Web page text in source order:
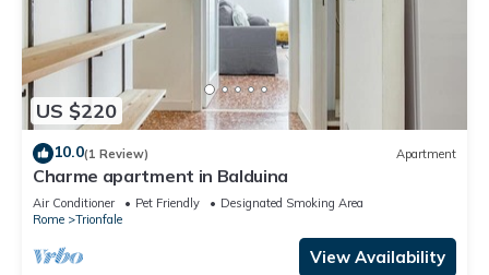
US $220
10.0(1 Review) Apartment
Charme apartment in Balduina
Air Conditioner Pet Friendly
Designated Smoking Area
Rome
Trionfale
View Availability